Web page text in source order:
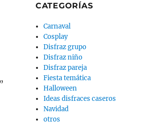
CATEGORÍAS
Carnaval
Cosplay
Disfraz grupo
Disfraz niño
Disfraz pareja
Fiesta temática
Halloween
Ideas disfraces caseros
Navidad
otros